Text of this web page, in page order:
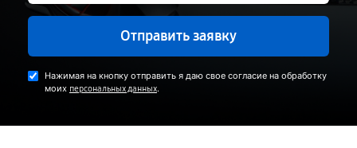
Отправить заявку
Нажимая на кнопку отправить я даю свое согласие на обработку
моих персональных данных.